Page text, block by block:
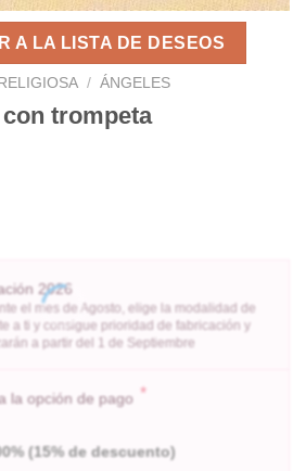
A LA LISTA DE DESEOS
/ ÁNGELES
trompeta
2026
el mes de Agosto, elige la modalidad de
a ti y consigue prioridad de fabricación y
a partir del 1 de Septiembre
la opción de pago *
(15% de descuento)